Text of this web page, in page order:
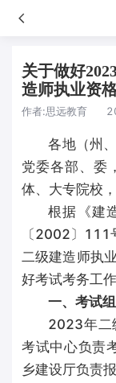
关于做好
造师执业资
作者:思远教育
各地（州
党委各部、委
体、大专院校
根据《建
〔2002〕111
二级建造师执
好考试考务工
一、考试
2023年二
考试中心负责
乡建设厅负责